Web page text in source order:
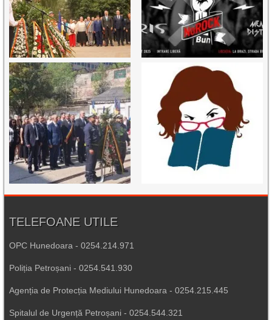
TELEFOANE UTILE
OPC Hunedoara - 0254.214.971
Poliția Petroșani - 0254.541.930
Agenția de Protecția Mediului Hunedoara - 0254.215.445
Spitalul de Urgență Petroșani - 0254.544.321